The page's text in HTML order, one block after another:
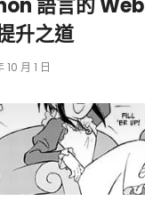
語言的 Web
升之道
10 月 1 日